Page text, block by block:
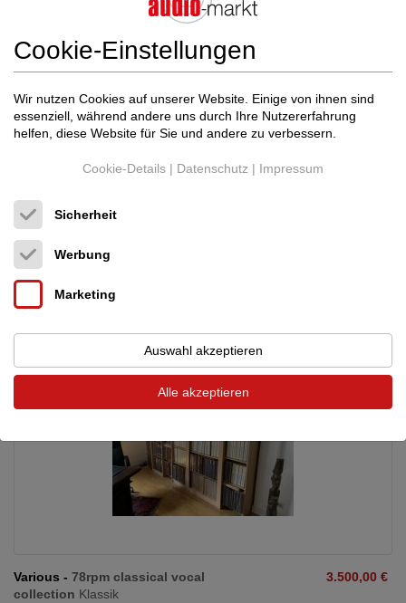
Alle
Filter zurücksetzen Filter anwenden
2 Suchergebnisse
(Seite 1 von 1)
Various - 78rpm classical vocal
collection Klassik
3.500,00 €
Cookie-Einstellungen
Wir nutzen Cookies auf unserer Website. Einige von ihnen sind
essenziell, während andere uns durch Ihre Nutzererfahrung
helfen, diese Website für Sie und andere zu verbessern.
Cookie-Details | Datenschutz | Impressum
Sicherheit
Werbung
Marketing
Auswahl akzeptieren
Alle akzeptieren